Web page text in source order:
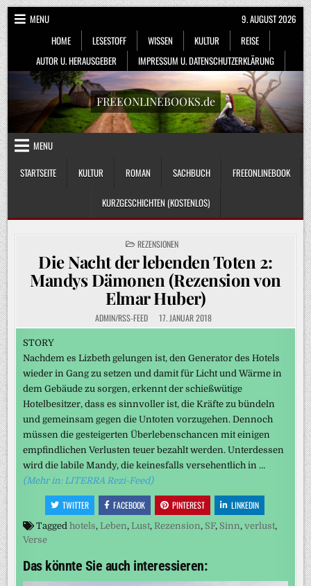
Skip
to
content
MENU
HOME
LESESTOFF WISSEN KULTUR
REISE
AUTOR U. HERAUSGEBER
IMPRESSUM U. DATENSCHUTZERKLÄRUNG
9. AUGUST 2026
FREEONLINEBOOKS.de
MENU
STARTSEITE
KULTUR ROMAN SACHBUCH FREEONLINEBOOK
KURZGESCHICHTEN (KOSTENLOS)
POSTED
IN
REZENSIONEN
Die Nacht der lebenden Toten 2:
Mandys Dämonen (Rezension von
Elmar Huber)
ADMIN/RSS-FEED 17. JANUAR 2018
STORY
Nachdem es Lizbeth gelungen ist, den Generator des Hotels
wieder in Gang zu setzen und damit für Licht und Wärme in
dem Gebäude zu sorgen, erkennt der schießwütige
Hotelbesitzer, dass es sinnvoller ist, die Kräfte zu bündeln
und gemeinsam gegen die Untoten vorzugehen. Dennoch
müssen die gesteigerten Überlebenschancen mit einigen
empfindlichen Verlusten teuer bezahlt werden. Unterdessen
wird die labile Mandy, die keinesfalls versehentlich in …
(Mehr in: LITERRA Rezi-Feed)
TWITTER FACEBOOK PINTEREST LINKEDIN
Taggedhotels, Leben, Lust, Rezension, SF, Sinn,verlust,
Verse
Das könnte Sie auch interessieren: